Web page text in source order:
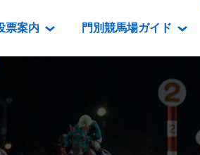
番組・級別表ダウンロード
VTR
ジェスト
票案内
電話・インターネット投票
場外発売所
実況・テレホンサービス
門別競馬場ガイド
場情報
場グルメ
っこジンギスカン